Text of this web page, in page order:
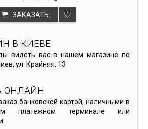
ЗАКАЗАТЬ:
В КИЕВЕ
видеть вас в нашем магазине по
ул. Крайняя, 13
ОНЛАЙН
банковской картой, наличными в
платежном терминале или